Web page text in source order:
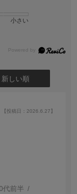
小さい
しい順
【投稿日：2026.6.27】
代前半